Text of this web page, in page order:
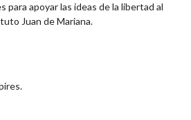
para apoyar las ideas de la libertad al
Juan de Mariana.